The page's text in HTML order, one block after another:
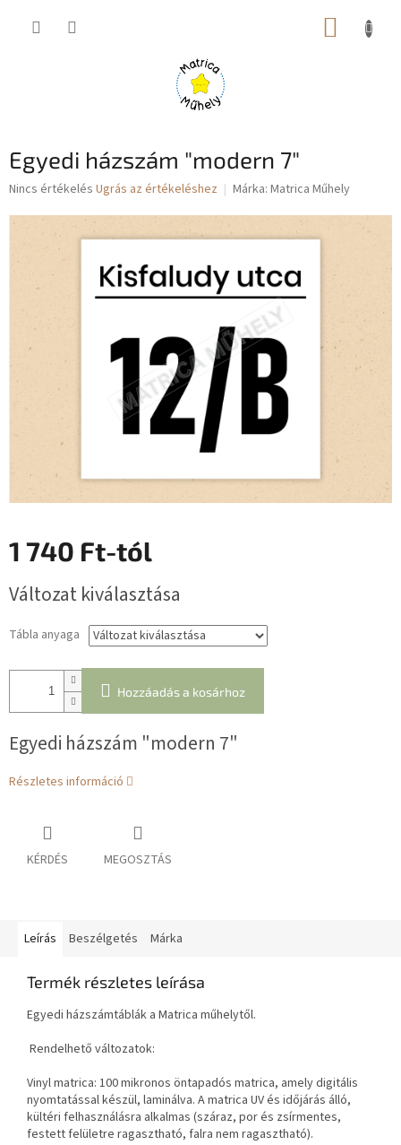
KOSÁR
Egyedi házszám "modern 7"
A
átlagos
5-
Nincs értékelés Ugrás az értékeléshez Márka: Matrica Műhely
1 740 Ft-tól
Változat kiválasztása
Tábla anyaga
Hozzáadás a kosárhoz
Egyedi házszám "modern 7"
Részletes információ
KÉRDÉS MEGOSZTÁS
Leírás Beszélgetés Márka
Termék részletes leírása
Egyedi házszámtáblák a Matrica műhelytől.
Rendelhető változatok:
Vinyl matrica: 100 mikronos öntapadós matrica, amely digitális
nyomtatással készül, laminálva. A matrica UV és időjárás álló,
kültéri felhasználásra alkalmas (száraz, por és zsírmentes,
festett felületre ragasztható, falra nem ragasztható).